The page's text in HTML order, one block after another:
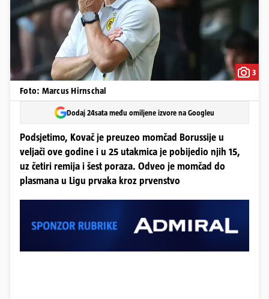
3
Foto: Marcus Hirnschal
Dodaj 24sata među omiljene izvore na Googleu
Podsjetimo, Kovač je preuzeo momčad Borussije u
veljači ove godine i u 25 utakmica je pobijedio njih 15,
uz četiri remija i šest poraza. Odveo je momčad do
plasmana u Ligu prvaka kroz prvenstvo